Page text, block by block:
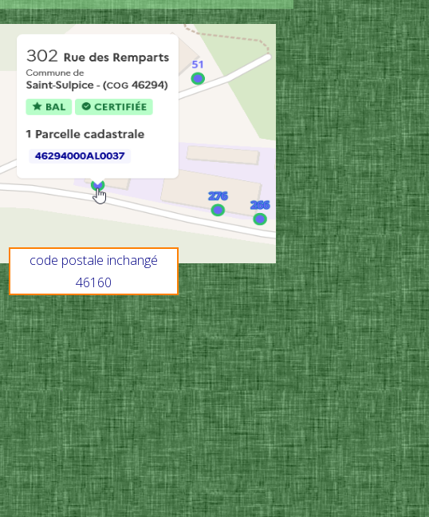
code postale inchangé
46160